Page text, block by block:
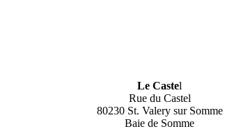
Le Castel
Rue du Castel
80230 St. Valery sur Somme
Baie de Somme